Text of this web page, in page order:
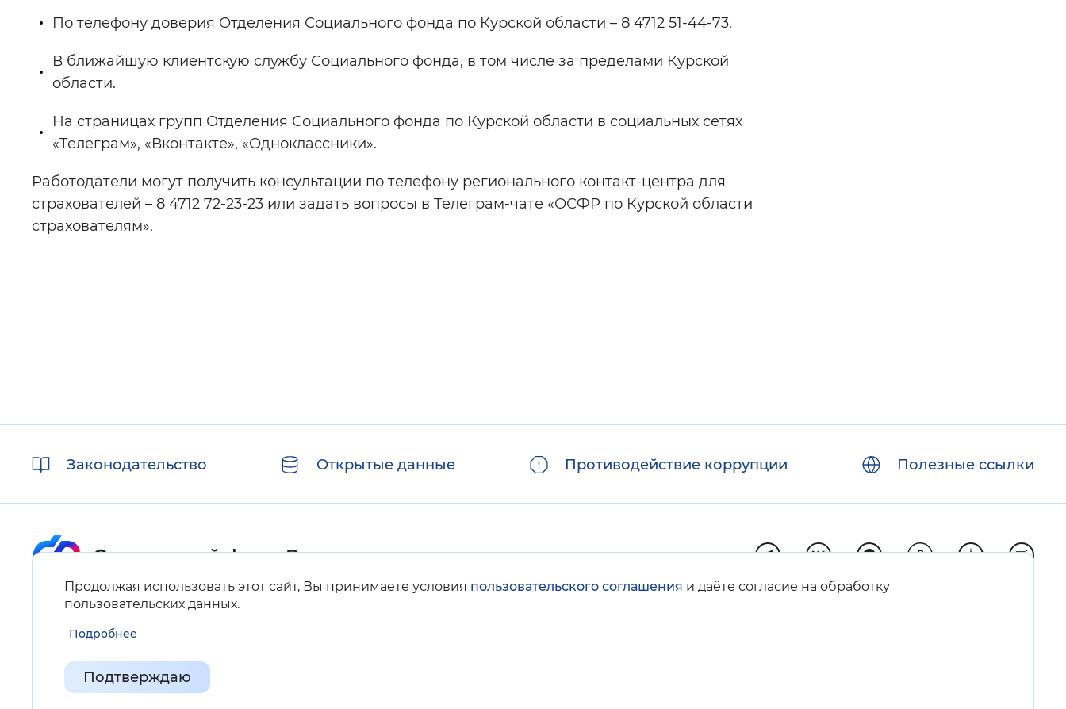
По телефону доверия Отделения Социального фонда по Курской области – 8 4712 51-44-73.
В ближайшую клиентскую службу Социального фонда, в том числе за пределами Курской
области.
На страницах групп Отделения Социального фонда по Курской области в социальных сетях
«Телеграм», «Вконтакте», «Одноклассники».
Работодатели могут получить консультации по телефону регионального контакт-центра для
страхователей – 8 4712 72-23-23 или задать вопросы в Телеграм-чате «ОСФР по Курской области
страхователям».
Продолжая использовать этот сайт, Вы принимаете условия пользовательского соглашения и даёте согласие на обработку
пользовательских данных.
Подробнее
Подтверждаю
ссылкиЗаконодательство Открытые данные Противодействие коррупции Полезные ссылки
Карта сайта
Нашли ошибку на сайте?